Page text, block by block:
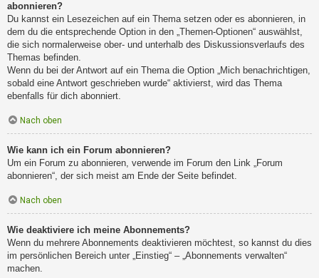
abonnieren?
Du kannst ein Lesezeichen auf ein Thema setzen oder es abonnieren, in
dem du die entsprechende Option in den „Themen-Optionen“ auswählst,
die sich normalerweise ober- und unterhalb des Diskussionsverlaufs des
Themas befinden.
Wenn du bei der Antwort auf ein Thema die Option „Mich benachrichtigen,
sobald eine Antwort geschrieben wurde“ aktivierst, wird das Thema
ebenfalls für dich abonniert.
Nach oben
Wie kann ich ein Forum abonnieren?
Um ein Forum zu abonnieren, verwende im Forum den Link „Forum
abonnieren“, der sich meist am Ende der Seite befindet.
Nach oben
Wie deaktiviere ich meine Abonnements?
Wenn du mehrere Abonnements deaktivieren möchtest, so kannst du dies
im persönlichen Bereich unter „Einstieg“ – „Abonnements verwalten“
machen.